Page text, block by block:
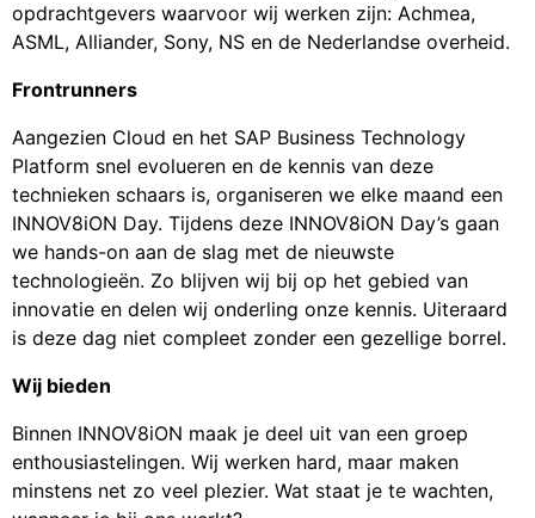
opdrachtgevers waarvoor wij werken zijn: Achmea,
ASML, Alliander, Sony, NS en de Nederlandse overheid.
Frontrunners
Aangezien Cloud en het SAP Business Technology
Platform snel evolueren en de kennis van deze
technieken schaars is, organiseren we elke maand een
INNOV8iON Day. Tijdens deze INNOV8iON Day’s gaan
we hands-on aan de slag met de nieuwste
technologieën. Zo blijven wij bij op het gebied van
innovatie en delen wij onderling onze kennis. Uiteraard
is deze dag niet compleet zonder een gezellige borrel.
Wij bieden
Binnen INNOV8iON maak je deel uit van een groep
enthousiastelingen. Wij werken hard, maar maken
minstens net zo veel plezier. Wat staat je te wachten,